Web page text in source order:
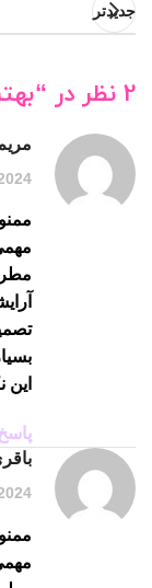
جدیدتر
2 نظر در “
20/09/
این
20/09/